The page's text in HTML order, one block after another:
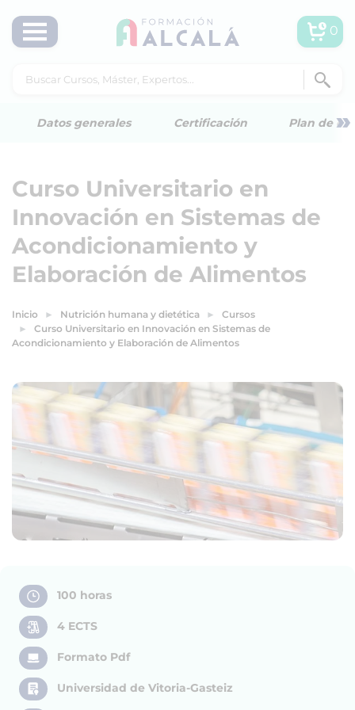
0
Datos generales Certificación Plan de »
Curso Universitario en
Innovación en Sistemas de
Acondicionamiento y
Elaboración de Alimentos
Inicio Nutrición humana y dietética
Cursos
Curso Universitario en Innovación en Sistemas de
Acondicionamiento y Elaboración de Alimentos
100 horas
4 ECTS
Formato Pdf
Universidad de Vitoria-Gasteiz